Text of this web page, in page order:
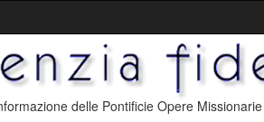
delle Pontificie Opere